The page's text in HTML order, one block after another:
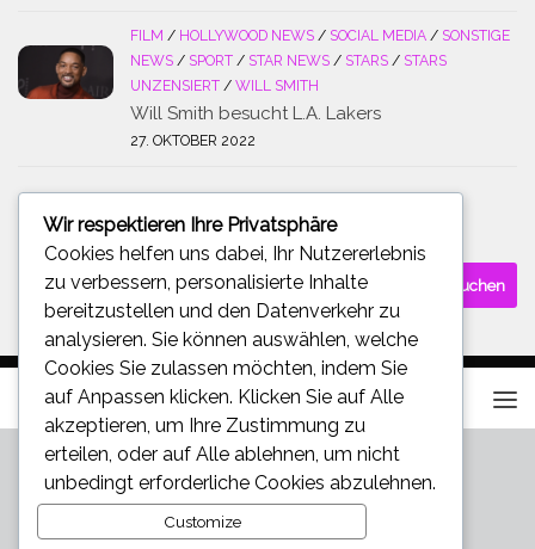
FILM / HOLLYWOOD NEWS / SOCIAL MEDIA / SONSTIGE
NEWS / SPORT / STAR NEWS / STARS / STARS
UNZENSIERT / WILL SMITH
Will Smith besucht L.A. Lakers
27. OKTOBER 2022
SUCHE
Suchen
nach:
Wir respektieren Ihre Privatsphäre
Cookies helfen uns dabei, Ihr Nutzererlebnis
zu verbessern, personalisierte Inhalte
bereitzustellen und den Datenverkehr zu
analysieren. Sie können auswählen, welche
Cookies Sie zulassen möchten, indem Sie
auf Anpassen klicken. Klicken Sie auf Alle
akzeptieren , um Ihre Zustimmung zu
erteilen, oder auf Alle ablehnen , um nicht
unbedingt erforderliche Cookies abzulehnen.
Customize